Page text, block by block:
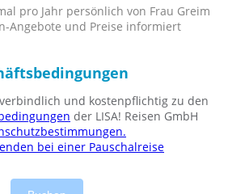
pro Jahr persönlich von Frau Greim
Angebote und Preise informiert
und kostenpflichtig zu den
der LISA! Reisen GmbH
bei einer Pauschalreise